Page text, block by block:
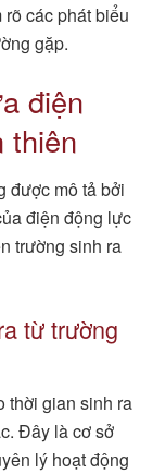
các phát biểu
gặp.
điện
thiên
được mô tả bởi
điện động lực
trường sinh ra
từ trường
thời gian sinh ra
Đây là cơ sở
lý hoạt động